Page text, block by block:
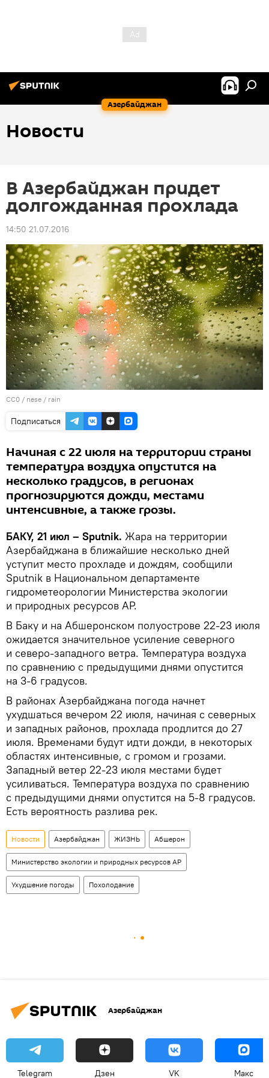
Азербайджан
Новости
В Азербайджан придет
долгожданная прохлада
14:50 21.07.2016
CC0 / nese / rain
Подписаться
Начиная с 22 июля на территории страны
температура воздуха опустится на
несколько градусов, в регионах
прогнозируются дожди, местами
интенсивные, а также грозы.
БАКУ, 21 июл – Sputnik. Жара на территории
Азербайджана в ближайшие несколько дней
уступит место прохладе и дождям, сообщили
Sputnik в Национальном департаменте
гидрометеорологии Министерства экологии
и природных ресурсов АР.
В Баку и на Абшеронском полуострове 22-23 июля
ожидается значительное усиление северного
и северо-западного ветра. Температура воздуха
по сравнению с предыдущими днями опустится
на 3-6 градусов.
В районах Азербайджана погода начнет
ухудшаться вечером 22 июля, начиная с северных
и западных районов, прохлада продлится до 27
июля. Временами будут идти дожди, в некоторых
областях интенсивные, с громом и грозами.
Западный ветер 22-23 июля местами будет
усиливаться. Температура воздуха по сравнению
с предыдущими днями опустится на 5-8 градусов.
Есть вероятность разлива рек.
Новости Азербайджан ЖИЗНЬ Абшерон
Министерство экологии и природных ресурсов АР
Ухудшение погоды Похолодание
Азербайджан
Telegram Дзен VK Макс